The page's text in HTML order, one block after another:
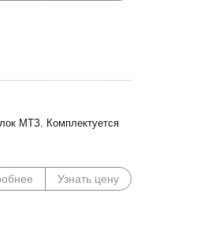
МТЗ. Комплектуется
Узнать цену